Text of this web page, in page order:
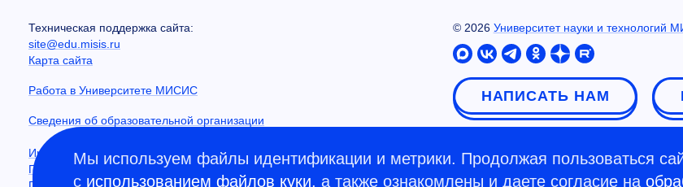
Техническая поддержка сайта:
site@edu.misis.ru
Карта сайта
Работа в Университете МИСИС
Сведения об образовательной организации
Информация о закупках
Противодействие коррупции
© 2026 Университет науки и технологий
НАПИСАТЬ НАМ
Мы используем файлы идентификации и метрики. Продолжая пользоваться
с использованием файлов куки, а также ознакомлены и даете согласие на